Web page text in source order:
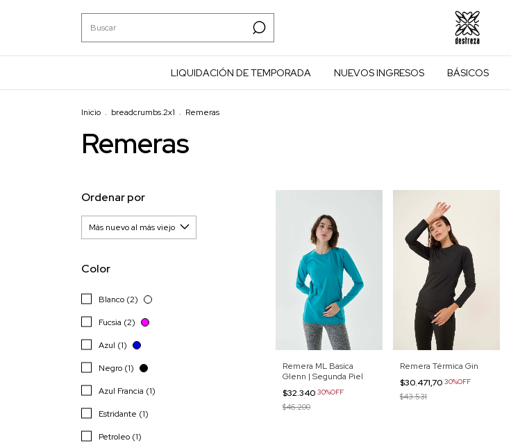
LIQUIDACIÓN DE TEMPORADA NUEVOS INGRESOS BÁSICOS
Inicio . breadcrumbs.2x1 . Remeras
Remeras
Ordenar por
Color
Blanco (2)
Fucsia (2)
Azul (1)
Negro (1)
Azul Francia (1)
Estridante (1)
Petroleo (1)
Remera ML Basíca
Glenn | Segunda Piel
$32.340 30%OFF
$46.200
Remera Térmica Gin
$30.471,70 30%OFF
$43.531